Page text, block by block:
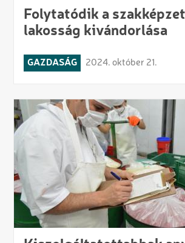
Folytatódik a
lakosság kivándorlása
GAZDASÁG 2024. október 21.